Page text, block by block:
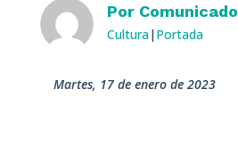
Por Comunicado
Cultura| Portada
martes, 17 de enero de 2023